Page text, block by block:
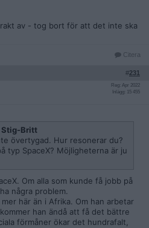
av - tog bort för att det inte ska
Citera
#231
Reg: Apr 2022
Inlägg: 15 455
Stig-Britt
övertygad. Hur resonerar du?
typ SpaceX? Möjligheterna är ju
Om alla som kunde få jobb på
några problem.
här än i Afrika. Om han arbetar
han ändå att få det bättre
förmåner ökar det hundrafalt,